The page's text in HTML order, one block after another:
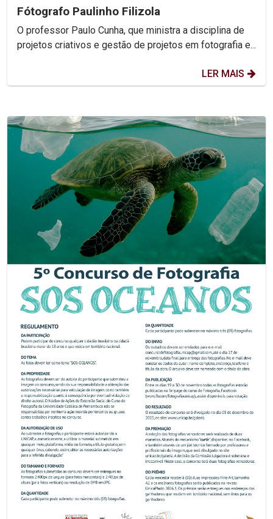
Fótografo Paulinho Filizola
O professor Paulo Cunha, que ministra a disciplina de
projetos criativos e gestão de projetos em fotografia e...
LER MAIS